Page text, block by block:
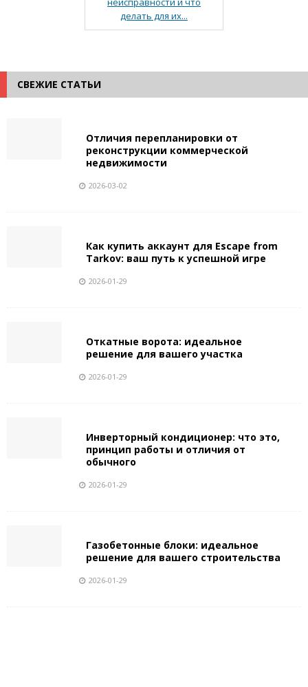
делать для их...
СВЕЖИЕ СТАТЬИ
Отличия перепланировки от
реконструкции коммерческой
недвижимости
2026-03-02
Как купить аккаунт для Escape from
Tarkov: ваш путь к успешной игре
2026-01-29
Откатные ворота: идеальное
решение для вашего участка
2026-01-29
Инверторный кондиционер: что это,
принцип работы и отличия от
обычного
2026-01-29
Газобетонные блоки: идеальное
решение для вашего строительства
2026-01-29